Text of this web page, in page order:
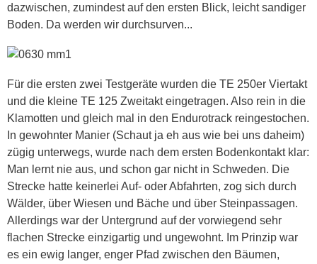
dazwischen, zumindest auf den ersten Blick, leicht sandiger
Boden. Da werden wir durchsurven...
Für die ersten zwei Testgeräte wurden die TE 250er Viertakt
und die kleine TE 125 Zweitakt eingetragen. Also rein in die
Klamotten und gleich mal in den Endurotrack reingestochen.
In gewohnter Manier (Schaut ja eh aus wie bei uns daheim)
zügig unterwegs, wurde nach dem ersten Bodenkontakt klar:
Man lernt nie aus, und schon gar nicht in Schweden. Die
Strecke hatte keinerlei Auf- oder Abfahrten, zog sich durch
Wälder, über Wiesen und Bäche und über Steinpassagen.
Allerdings war der Untergrund auf der vorwiegend sehr
flachen Strecke einzigartig und ungewohnt. Im Prinzip war
es ein ewig langer, enger Pfad zwischen den Bäumen,